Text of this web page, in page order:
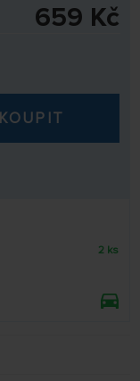
659 Kč
KOUPIT
2 ks